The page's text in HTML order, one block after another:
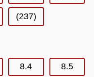
(237)
8.4 8.5